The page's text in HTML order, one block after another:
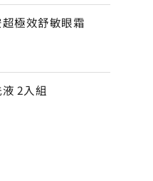
極效舒敏眼霜
2入組